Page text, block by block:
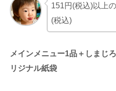
151円(税込)以上
(税込)
メインメニュー1品＋しまじ
リジナル紙袋